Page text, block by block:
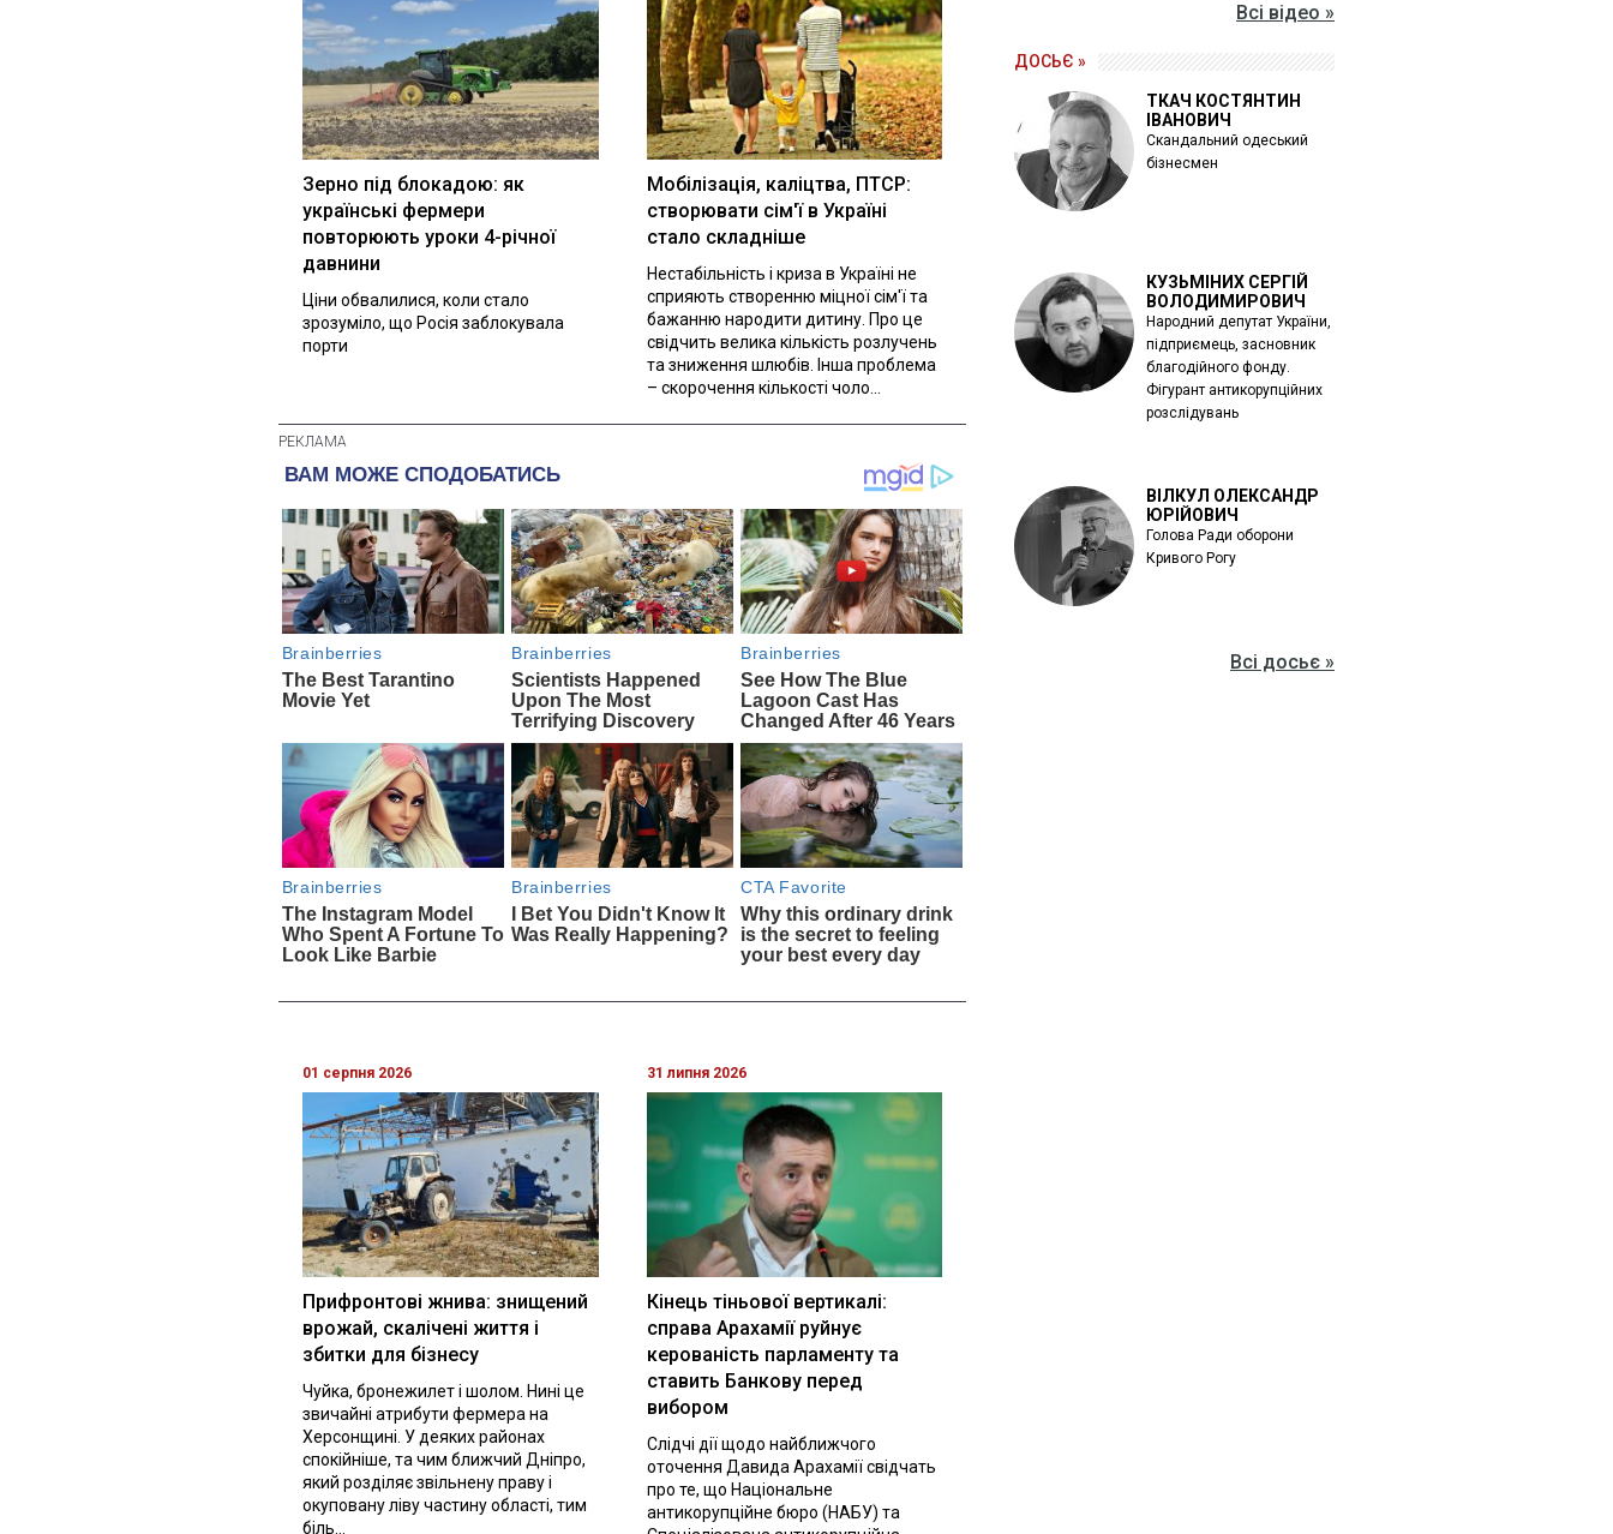
Зерно під блокадою: як
українські фермери
повторюють уроки 4-річної
давнини
Ціни обвалилися, коли стало
зрозуміло, що Росія заблокувала
порти
Мобілізація, каліцтва, ПТСР:
створювати сім'ї в Україні
стало складніше
Нестабільність і криза в Україні не
сприяють створенню міцної сім'ї та
бажанню народити дитину. Про це
свідчить велика кількість розлучень
та зниження шлюбів. Інша проблема
– скорочення кількості чоло...
01 серпня 2026
Прифронтові жнива: знищений
врожай, скалічені життя і
збитки для бізнесу
Чуйка, бронежилет і шолом. Нині це
звичайні атрибути фермера на
Херсонщині. У деяких районах
спокійніше, та чим ближчий Дніпро,
який розділяє звільнену праву і
окуповану ліву частину області, тим
біль...
31 липня 2026
Кінець тіньової вертикалі:
справа Арахамії руйнує
керованість парламенту та
ставить Банкову перед
вибором
Слідчі дії щодо найближчого
оточення Давида Арахамії свідчать
про те, що Національне
антикорупційне бюро (НАБУ) та
Всі відео »
ДОСЬЄ »
ТКАЧ КОСТЯНТИН
ІВАНОВИЧ
Скандальний одеський
бізнесмен
КУЗЬМІНИХ СЕРГІЙ
ВОЛОДИМИРОВИЧ
Народний депутат України,
підприємець, засновник
благодійного фонду.
Фігурант антикорупційних
розслідувань
ВІЛКУЛ ОЛЕКСАНДР
ЮРІЙОВИЧ
Голова Ради оборони
Кривого Рогу
Всі досьє »